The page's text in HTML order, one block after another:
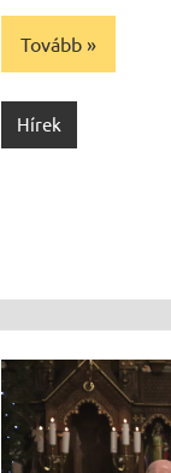
Tovább
Hírek